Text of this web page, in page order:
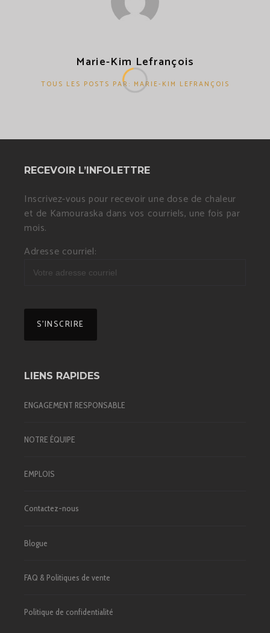
Marie-Kim Lefrançois
TOUS LES POSTS PAR: MARIE-KIM LEFRANÇOIS
RECEVOIR L’INFOLETTRE
Inscrivez-vous pour recevoir une dose de chaleur
et de Kamouraska dans vos courriels, une fois par
mois.
Adresse courriel:
LIENS RAPIDES
ENGAGEMENT RESPONSABLE
NOTRE ÉQUIPE
EMPLOIS
Contactez-nous
Blogue
FAQ & Politiques de vente
Politique de confidentialité